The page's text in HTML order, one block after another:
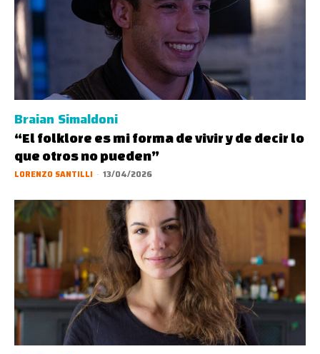
Braian Simaldoni
“El folklore es mi forma de vivir y de decir lo
que otros no pueden”
LORENZO SANTILLI - 13/04/2026